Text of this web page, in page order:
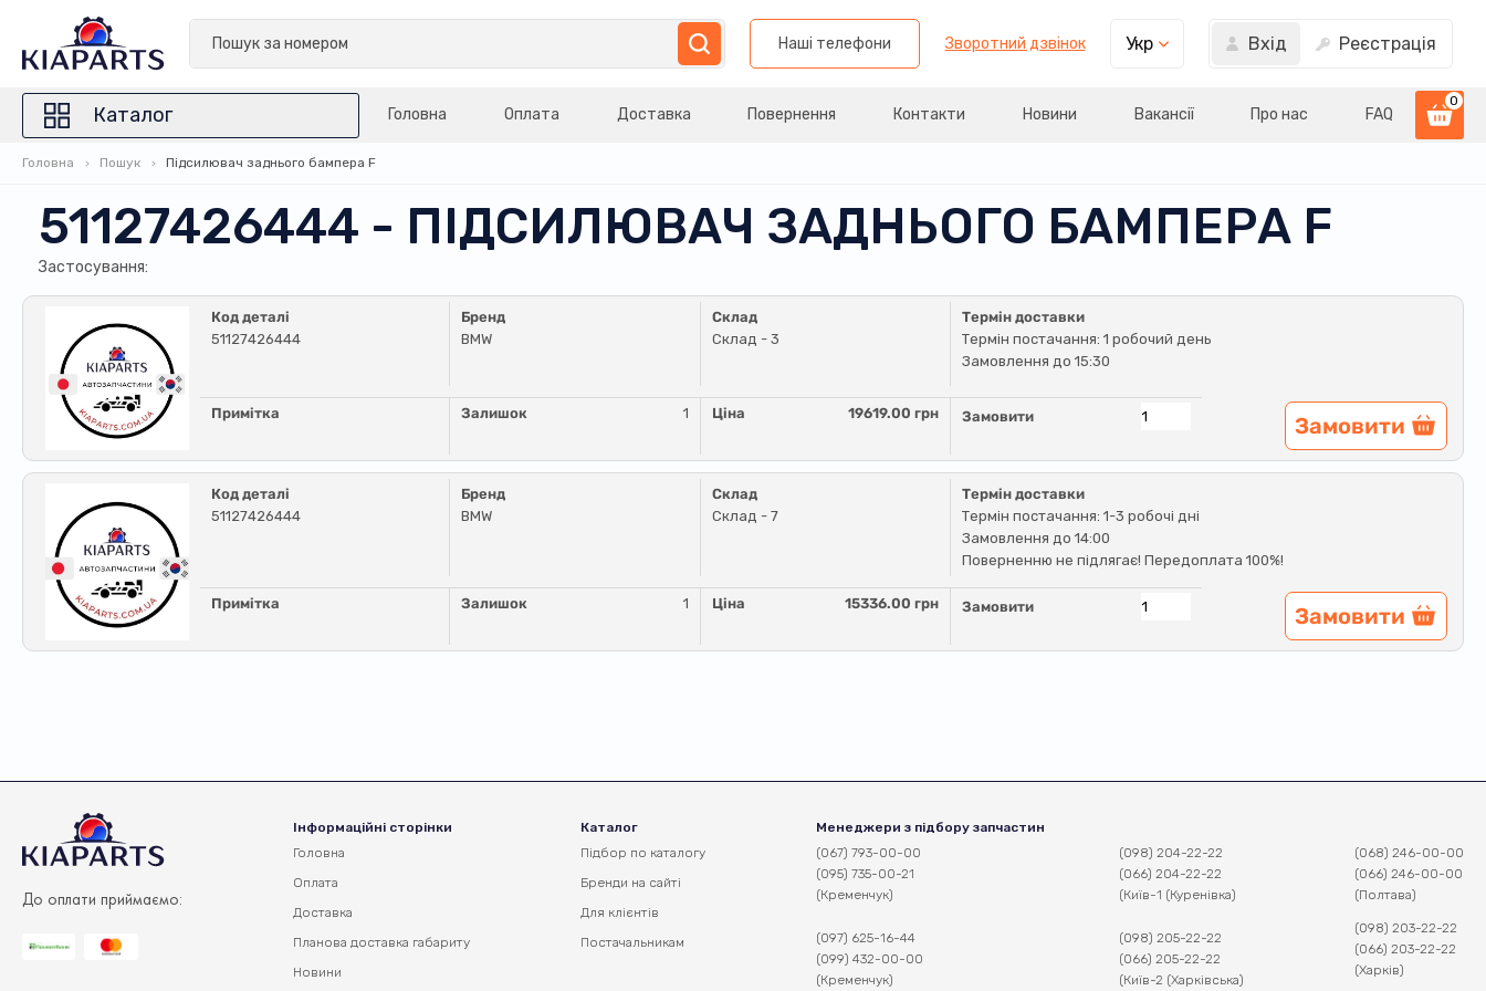
Наші телефони Зворотний дзвінок Укр Вхід Реєстрація
Каталог Головна Оплата Доставка Повернення Контакти Новини Вакансії Про нас FAQ
0
Головна Пошук Підсилювач заднього бампера F
51127426444 - ПІДСИЛЮВАЧ ЗАДНЬОГО БАМПЕРА F
Застосування:
Код деталі
51127426444
Бренд
BMW
Склад
Склад - 3
Термін доставки
Термін постачання: 1 робочий день
Замовлення до 15:30
Примітка Залишок 1 Ціна 19619.00 грн Замовити Замовити
Код деталі
51127426444
Бренд
BMW
Склад
Склад - 7
Термін доставки
Термін постачання: 1-3 робочі дні
Замовлення до 14:00
Поверненню не підлягає! Передоплата 100%!
Примітка Залишок 1 Ціна 15336.00 грн Замовити Замовити
До оплати приймаємо:
Інформаційні сторінки
Головна
Оплата
Доставка
Планова доставка габариту
Новини
Каталог
Підбор по каталогу
Бренди на сайті
Для клієнтів
Постачальникам
Менеджери з підбору запчастин
(067) 793-00-00
(095) 735-00-21
(Кременчук)
(097) 625-16-44
(099) 432-00-00
(Кременчук)
(098) 204-22-22
(066) 204-22-22
(Київ-1 (Куренівка)
(098) 205-22-22
(066) 205-22-22
(Київ-2 (Харківська)
(068) 246-00-00
(066) 246-00-00
(Полтава)
(098) 203-22-22
(066) 203-22-22
(Харків)